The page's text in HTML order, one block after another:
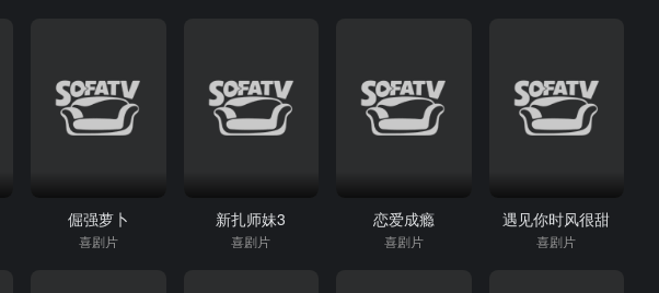
倔强萝卜
喜剧片
新扎师妹3
喜剧片
恋爱成瘾
喜剧片
遇见你时风很甜
喜剧片